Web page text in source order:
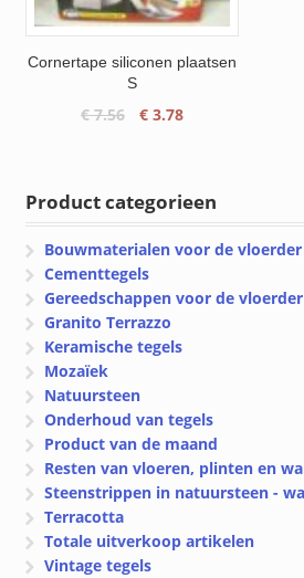
Cornertape siliconen plaatsen
S
€7.56
Oorspronkelijke
€3.78Huidige
Product categorieen
Bouwmaterialen voor de vloerder
Cementtegels
Gereedschappen voor de vloerder
Granito Terrazzo
Keramische tegels
Mozaïek
Natuursteen
Onderhoud van tegels
Product van de maand
Resten van vloeren, plinten en
Steenstrippen in natuursteen -
Terracotta
Totale uitverkoop artikelen
Vintage tegels